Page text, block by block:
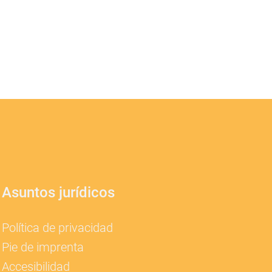
Asuntos jurídicos
Política de privacidad
Pie de imprenta
Accesibilidad